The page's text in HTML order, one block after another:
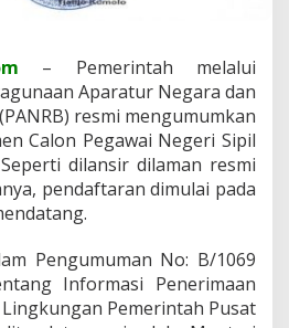
– Pemerintah melalui
Aparatur Negara dan
resmi mengumumkan
Calon Pegawai Negeri Sipil
dilansir dilaman resmi
pendaftaran dimulai pada
Pengumuman No: B/1069
Informasi Penerimaan
Pemerintah Pusat